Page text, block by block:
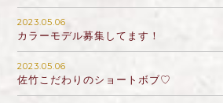
2023.05.06
カラーモデル募集してます！
2023.05.06
佐竹こだわりのショートボブ♡